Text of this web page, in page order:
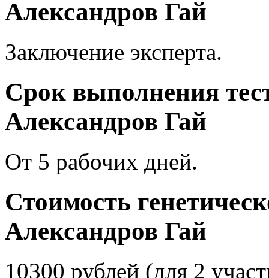
Александров Гай
Заключение эксперта.
Срок выполнения
Александров Гай
От 5 рабочих дней.
Стоимость
Александров Гай
10300 рублей (для 2